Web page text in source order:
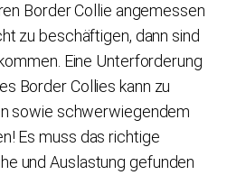
Border Collie angemessen
zu beschäftigen, dann sind
Eine Unterforderung
Border Collies kann zu
sowie schwerwiegendem
Es muss das richtige
und Auslastung gefunden